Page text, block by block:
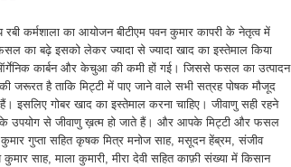
रबी कर्मशाला का आयोजन बीटीएम पवन कुमार कापरी के नेतृत्व में
का बढ़े इसको लेकर ज्यादा से ज्यादा खाद का इस्तेमाल किया
कार्बन और केचुआ की कमी हों गई। जिससे फसल का उत्पादन
जरूरत है ताकि मिट्टी में पाए जाने वाले सभी सत्रह पोषक मौजूद
इसलिए गोबर खाद का इस्तेमाल करना चाहिए। जीवाणु सही रहने
उपयोग से जीवाणु ख़त्म हो जाते हैं। और आपके मिट्टी और फसल
गुप्ता सहित कृषक मित्र मनोज साह, मसूदन हेंब्रम, संजीव
कुमार साह, माला कुमारी, मीरा देवी सहित काफ़ी संख्या में किसान